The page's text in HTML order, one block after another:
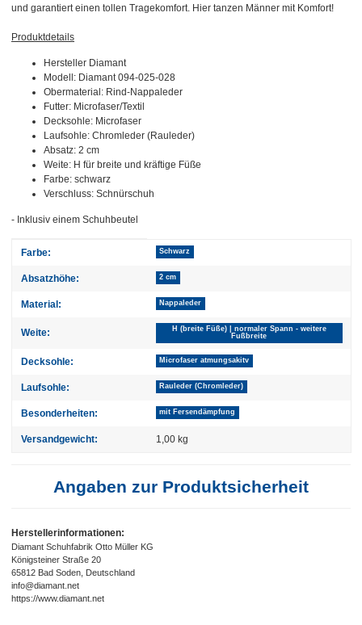
und garantiert einen tollen Tragekomfort. Hier tanzen Männer mit Komfort!
Produktdetails
Hersteller Diamant
Modell: Diamant 094-025-028
Obermaterial: Rind-Nappaleder
Futter: Microfaser/Textil
Decksohle: Microfaser
Laufsohle: Chromleder (Rauleder)
Absatz: 2 cm
Weite: H für breite und kräftige Füße
Farbe: schwarz
Verschluss: Schnürschuh
- Inklusiv einem Schuhbeutel
Produkteigenschaft
Wert
Farbe: Schwarz
Absatzhöhe: 2 cm
Material: Nappaleder
Weite:
H (breite Füße) | normaler Spann - weitere
Fußbreite
Decksohle: Microfaser atmungsakitv
Laufsohle: Rauleder (Chromleder)
Besonderheiten: mit Fersendämpfung
Versandgewicht: 1,00 kg
Angaben zur Produktsicherheit
Herstellerinformationen:
Diamant Schuhfabrik Otto Müller KG
Königsteiner Straße 20
65812 Bad Soden, Deutschland
info@diamant.net
https://www.diamant.net